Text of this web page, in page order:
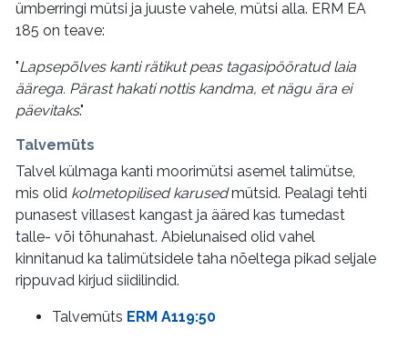
ümberringi mütsi ja juuste vahele, mütsi alla. ERM EA
185 on teave:
"Lapsepõlves kanti rätikut peas tagasipööratud laia
äärega. Pärast hakati nottis kandma, et nägu ära ei
päevitaks."
Talvemüts
Talvel külmaga kanti moorimütsi asemel talimütse,
mis olid kolmetopilised karusedmütsid. Pealagi tehti
punasest villasest kangast ja ääred kas tumedast
talle- või tõhunahast. Abielunaised olid vahel
kinnitanud ka talimütsidele taha nõeltega pikad seljale
rippuvad kirjud siidilindid.
Talvemüts ERM A119:50